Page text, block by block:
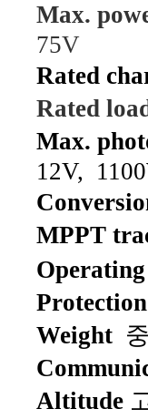
Max.
75V
Rated
Rated
Max.
12V, 110
MPPT
Weight
Altitude